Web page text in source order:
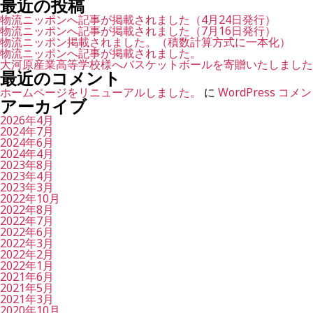
対
象:
最近の投稿
物流ニッポンへ記事が掲載されました（4月24日発行）
物流ニッポンへ記事が掲載されました（7月16日発行）
物流ニッポン掲載されました。（積数計算方式に一本化）
物流ニッポンへ記事が掲載されました。
大河原産業高等学校様へバスケットボールを寄贈いたしました
最近のコメント
ホームページをリニューアルしました。 に WordPress コメ
アーカイブ
2026年4月
2024年7月
2024年6月
2024年4月
2023年8月
2023年4月
2023年3月
2022年10月
2022年8月
2022年7月
2022年6月
2022年3月
2022年2月
2022年1月
2021年6月
2021年5月
2021年3月